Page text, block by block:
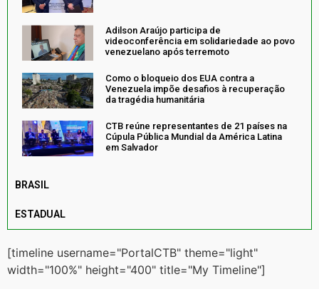
Adilson Araújo participa de
videoconferência em solidariedade ao povo
venezuelano após terremoto
Como o bloqueio dos EUA contra a
Venezuela impõe desafios à recuperação
da tragédia humanitária
CTB reúne representantes de 21 países na
Cúpula Pública Mundial da América Latina
em Salvador
BRASIL
ESTADUAL
[timeline username="PortalCTB" theme="light"
width="100%" height="400" title="My Timeline"]